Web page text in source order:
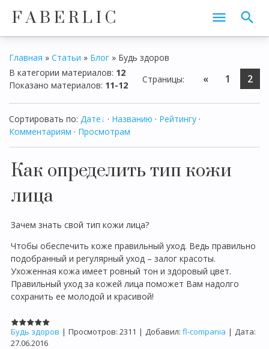
F A B E R L I C
Главная » Статьи » Блог » Будь здоров
В категории материалов: 12
Показано материалов: 11-12
Страницы: « 1 2
Сортировать по: Дате · Названию · Рейтингу ·
Комментариям · Просмотрам
Как определить тип кожи
лица
Зачем знать свой тип кожи лица?
Чтобы обеспечить коже правильный уход. Ведь правильно
подобранный и регулярный уход – залог красоты.
Ухоженная кожа имеет ровный тон и здоровый цвет.
Правильный уход за кожей лица поможет Вам надолго
сохранить ее молодой и красивой!
Будь здоров | Просмотров: 2311 | Добавил: fl-compania | Дата:
27.06.2016